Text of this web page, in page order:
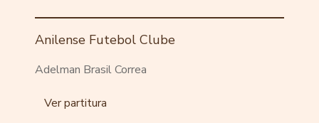
Anilense Futebol Clube
Adelman Brasil Correa
Ver partitura